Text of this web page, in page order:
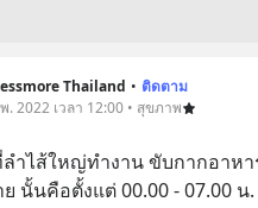
Thailand • ติดตาม
. 2022 เวลา 12:00 • สุขภาพ
ลำไส้ใหญ่ทำงาน ขับกากอาห
ย นั้นคือตั้งแต่ 00.00 - 07.00 น.